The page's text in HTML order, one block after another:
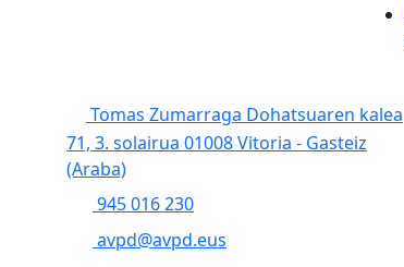
Tomas Zumarraga Dohatsuaren kalea
71, 3. solairua 01008 Vitoria - Gasteiz
(Araba)
945 016 230
avpd@avpd.eus